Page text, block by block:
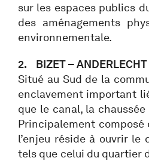
sur les espaces publics
des aménagements
environnementale.
2. BIZET – ANDERLECHT
Situé au Sud de la
enclavement important
que le canal, la
Principalement composé
l’enjeu réside à ouvrir
tels que celui du quartier